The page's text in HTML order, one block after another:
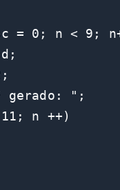
= 0; n < 9;
gerado: ";
n ++)